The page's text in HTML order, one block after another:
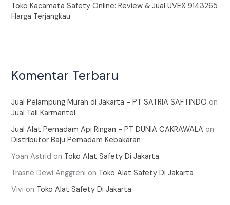
Toko Kacamata Safety Online: Review & Jual UVEX 9143265
Harga Terjangkau
Komentar Terbaru
Jual Pelampung Murah di Jakarta - PT SATRIA SAFTINDO on
Jual Tali Karmantel
Jual Alat Pemadam Api Ringan - PT DUNIA CAKRAWALA on
Distributor Baju Pemadam Kebakaran
Yoan Astrid on Toko Alat Safety Di Jakarta
Trasne Dewi Anggreni on Toko Alat Safety Di Jakarta
Vivi on Toko Alat Safety Di Jakarta